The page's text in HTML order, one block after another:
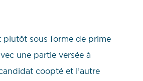
plutôt sous forme de prime
une partie versée à
coopté et l’autre